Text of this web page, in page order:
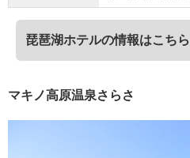
琵琶湖ホテルの情報はこちら
マキノ高原温泉さらさ